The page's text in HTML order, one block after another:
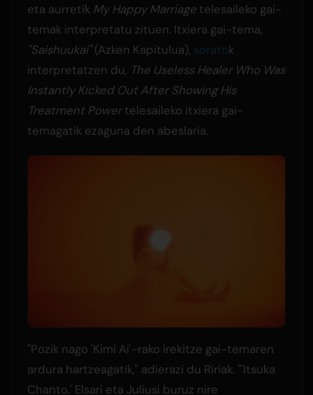
eta aurretik My Happy Marriagetelesaileko gai-
temak interpretatu zituen. Itxiera gai-tema,
"Saishuukai"(Azken Kapitulua), soratok
interpretatzen du, The Useless Healer Who Was
Instantly Kicked Out After Showing His
Treatment Powertelesaileko itxiera gai-
temagatik ezaguna den abeslaria.
"Pozik nago 'Kimi Ai'-rako irekitze gai-temaren
ardura hartzeagatik," adierazi du Ririak. "'Itsuka
Chanto.' Elsari eta Juliusi buruz nire